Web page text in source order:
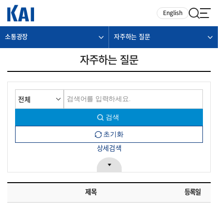
English
소통광장 자주하는 질문
자주하는 질문
상세검색
제목 등록일